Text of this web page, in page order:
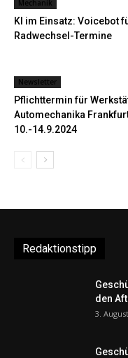
Mechanik
KI im Einsatz: Voicebot
Radwechsel-Termine
Newsletter
Pflichttermin für
Automechanika
10.-14.9.2024
Redaktionstipp
den
3.